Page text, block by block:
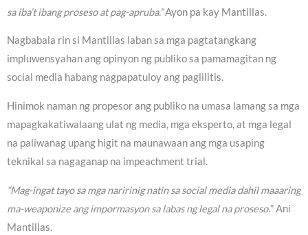
sa iba’t ibang proseso at pag-apruba.”Ayon pa kay Mantillas.
Nagbabala rin si Mantillas laban sa mga pagtatangkang
impluwensyahan ang opinyon ng publiko sa pamamagitan ng
social media habang nagpapatuloy ang paglilitis.
Hinimok naman ng propesor ang publiko na umasa lamang sa mga
mapagkakatiwalaang ulat ng media, mga eksperto, at mga legal
na paliwanag upang higit na maunawaan ang mga usaping
teknikal sa nagaganap na impeachment trial.
“Mag-ingat tayo sa mga naririnig natin sa social media dahil maaaring
ma-weaponize ang impormasyon sa labas ng legal na proseso.” Ani
Mantillas.